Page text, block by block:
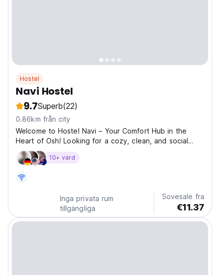
Hostel
Navi Hostel
9.7Superb(22)
0.86km från city
Welcome to Hostel Navi – Your Comfort Hub in the
Heart of Osh! Looking for a cozy, clean, and social
place to stay in Osh? Hostel Navi is your ideal base for
exploring southern Kyrgyzstan. Whether you're a
10+ värd
Inga privata rum
tillgängliga
Sovesale fra
€11.37